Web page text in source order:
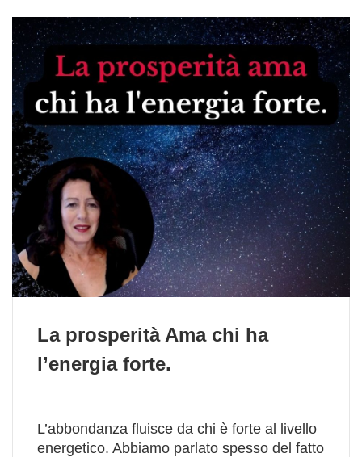
La prosperità Ama chi ha
l’energia forte.
L’abbondanza fluisce da chi è forte al livello
energetico. Abbiamo parlato spesso del fatto